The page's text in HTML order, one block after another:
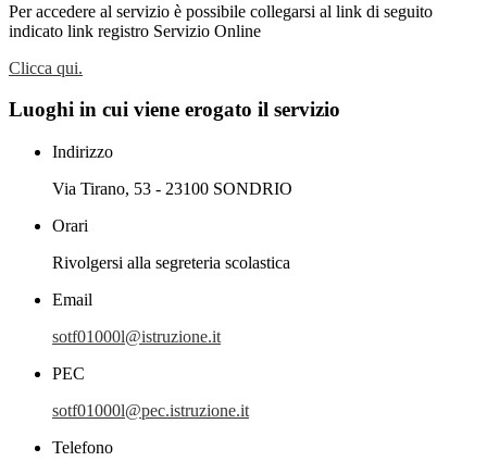
Per accedere al servizio è possibile collegarsi al link di seguito
indicato link registro Servizio Online
Clicca qui.
Luoghi in cui viene erogato il servizio
Indirizzo
Via Tirano, 53 - 23100 SONDRIO
Orari
Rivolgersi alla segreteria scolastica
Email
sotf01000l@istruzione.it
PEC
sotf01000l@pec.istruzione.it
Telefono